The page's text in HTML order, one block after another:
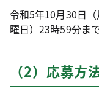
令和5年10月30日
曜日）23時59分ま
（2）応募方